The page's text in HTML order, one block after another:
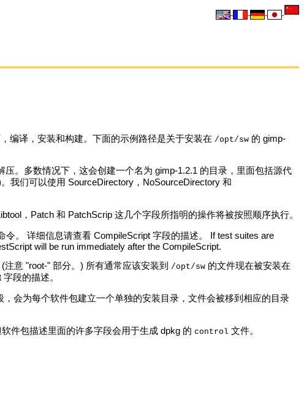
编译，安装和构建。下面的示例路径是关于安装在 /opt/sw 的 gimp-
。多数情况下，这会创建一个名为 gimp-1.2.1 的目录，里面包括源代
我们可以使用 SourceDirectory，NoSourceDirectory 和
，Patch 和 PatchScrip 这几个字段所指明的操作将被按照顺序执行。
令。 详细信息请查看 CompileScript 字段的描述。 If test suites are
will be run immediately after the CompileScript.
注意 "root-" 部分。) 所有通常应该安装到 /opt/sw 的文件现在被安装在
段的描述。
会为每个软件包建立一个单独的安装目录，文件会被移到相应的目录
件包描述里面的许多字段会用于生成 dpkg 的 control 文件。